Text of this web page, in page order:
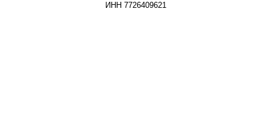
ИНН 7726409621